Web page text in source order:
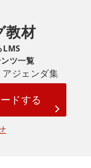
教材
LMS
ツ一覧
ジェンダ集
ドする